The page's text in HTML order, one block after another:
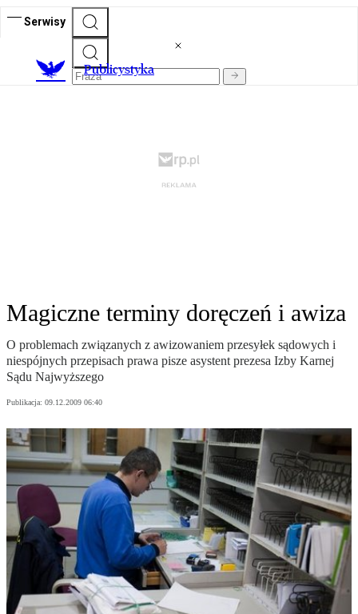
Serwisy
Publicystyka
Magiczne terminy doręczeń i awiza
O problemach związanych z awizowaniem przesyłek sądowych i
niespójnych przepisach prawa pisze asystent prezesa Izby Karnej
Sądu Najwyższego
Publikacja: 09.12.2009 06:40